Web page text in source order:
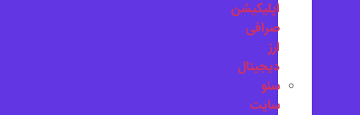
اپلیکیشن
صرافی
ارز
دیجیتال
سئو
سایت